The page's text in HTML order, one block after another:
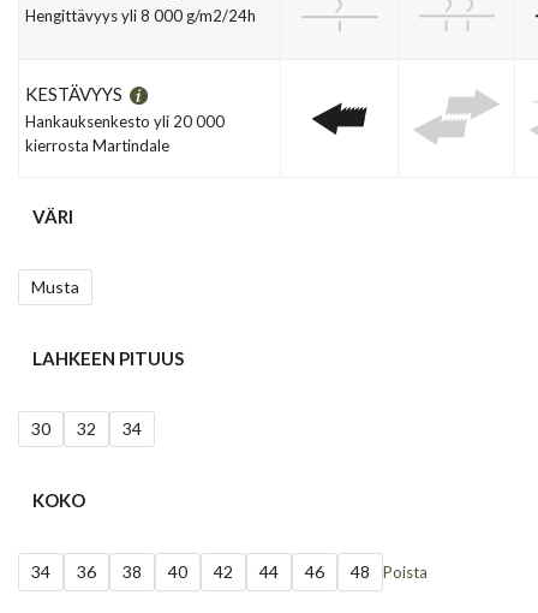
Hengittävyys yli 8 000 g/m2/24h
KESTÄVYYS
Hankauksenkesto yli 20 000
kierrosta Martindale
VÄRI
Musta
LAHKEEN PITUUS
30 32 34
KOKO
34 36 38 40 42 44 46 48 Poista